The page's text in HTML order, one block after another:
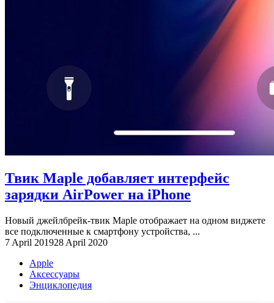
Твик Maple добавляет интерфейс
зарядки AirPower на iPhone
Новый джейлбрейк-твик Maple отображает на одном виджете
все подключенные к смартфону устройства, ...
7 April 201928 April 2020
Apple
Аксессуары
Энциклопедия